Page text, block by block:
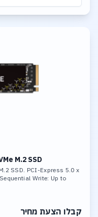
M.2 SSD
SSD. PCI-Express 5.0 x
Write: Up to
קבלו הצעת מחיר